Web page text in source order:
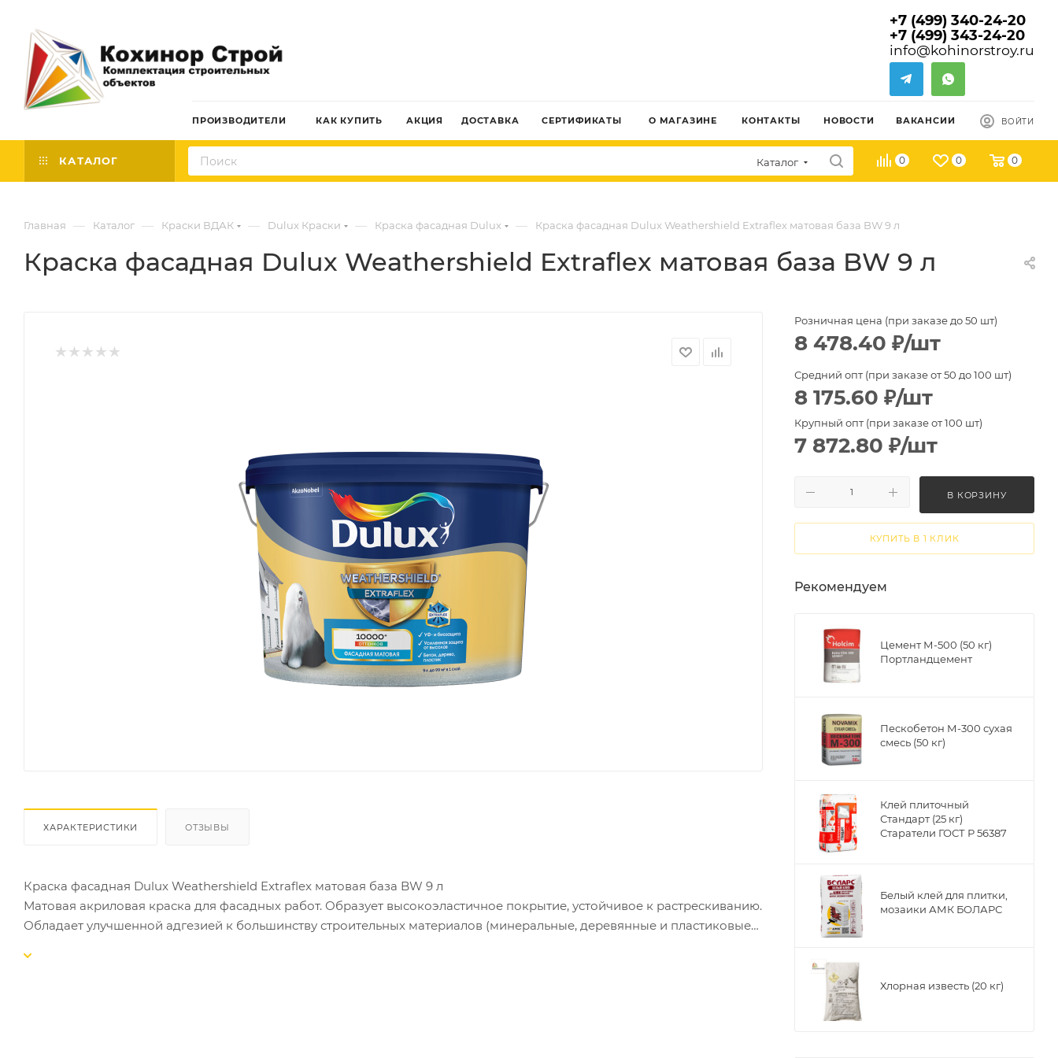
+7 (499) 340-24-20
+7 (499) 343-24-20
info@kohinorstroy.ru
ПРОИЗВОДИТЕЛИ КАК КУПИТЬ АКЦИЯ ДОСТАВКА СЕРТИФИКАТЫ О МАГАЗИНЕ КОНТАКТЫ НОВОСТИ ВАКАНСИИ ВОЙТИ
КАТАЛОГ Каталог 0 0 0
Главная — Каталог — Краски ВДАК — Dulux Краски — Краска фасадная Dulux — Краска фасадная Dulux Weathershield Extraflex матовая база BW 9 л
Краска фасадная Dulux Weathershield Extraflex матовая база BW 9 л
ХАРАКТЕРИСТИКИ ОТЗЫВЫ
Краска фасадная Dulux Weathershield Extraflex матовая база BW 9 л
Матовая акриловая краска для фасадных работ. Образует высокоэластичное покрытие, устойчивое к растрескиванию.
Обладает улучшенной адгезией к большинству строительных материалов (минеральные, деревянные и пластиковые
Розничная цена (при заказе до 50 шт)
8 478.40 ₽/шт
Средний опт (при заказе от 50 до 100 шт)
8 175.60 ₽/шт
Крупный опт (при заказе от 100 шт)
7 872.80 ₽/шт
В КОРЗИНУ
КУПИТЬ В 1 КЛИК
Рекомендуем
Цемент М-500 (50 кг)
Портландцемент
Пескобетон М-300 сухая
смесь (50 кг)
Клей плиточный
Стандарт (25 кг)
Старатели ГОСТ Р 56387
Белый клей для плитки,
мозаики АМК БОЛАРС
Хлорная известь (20 кг)